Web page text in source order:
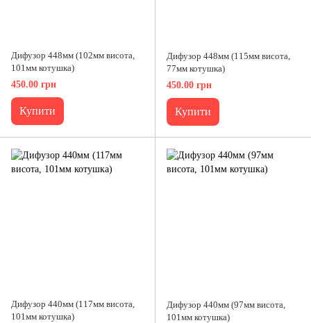
Дифузор 448мм (102мм висота,
101мм котушка)
450.00 грн
Купити
Дифузор 448мм (115мм висота,
77мм котушка)
450.00 грн
Купити
Дифузор 440мм (117мм висота,
101мм котушка)
Дифузор 440мм (97мм висота,
101мм котушка)